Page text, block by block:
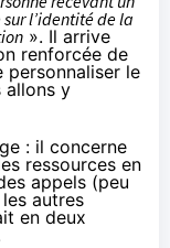
l’identité de la
». Il arrive
renforcée de
personnaliser le
allons y
: il concerne
ressources en
appels (peu
autres
en deux